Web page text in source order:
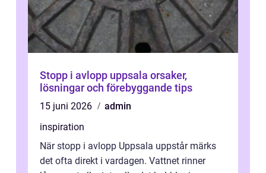
Stopp i avlopp uppsala orsaker,
lösningar och förebyggande tips
15 juni 2026
admin
inspiration
När stopp i avlopp Uppsala uppstår märks
det ofta direkt i vardagen. Vattnet rinner